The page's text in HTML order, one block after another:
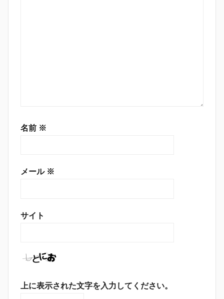
名前 ※
メール ※
サイト
上に表示された文字を入力してください。